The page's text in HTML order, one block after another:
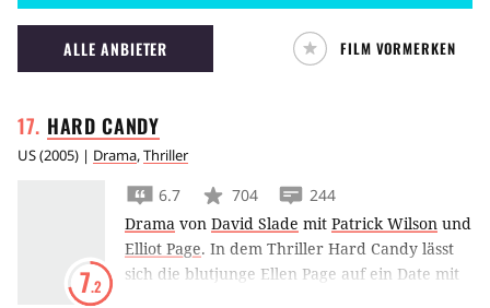
ALLE ANBIETER FILM VORMERKEN
HARDCANDY
US(2005) | Drama,Thriller
7.2
6.7 704
244
Drama von David Slade mit Patrick Wilson und
Elliot Page. In dem Thriller Hard Candy lässt
sich die blutjunge Ellen Page auf ein Date mit